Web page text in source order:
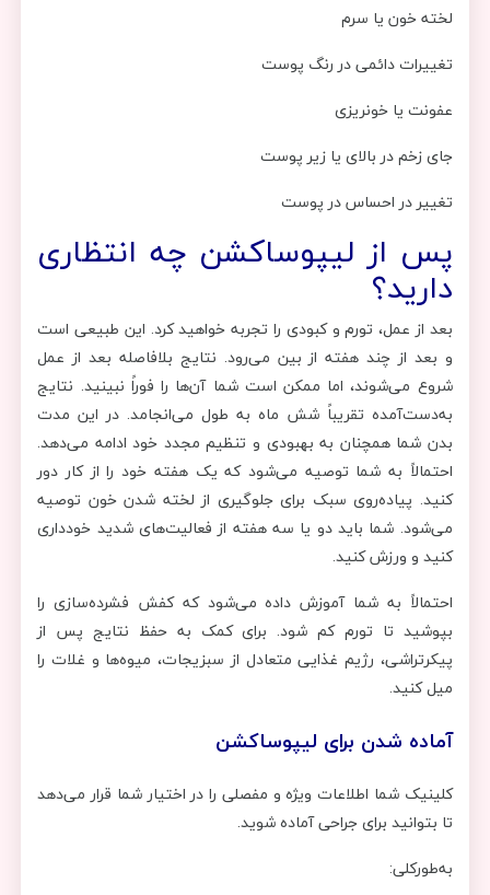
لخته خون یا سرم
تغییرات دائمی در رنگ پوست
عفونت یا خونریزی
جای زخم در بالای یا زیر پوست
تغییر در احساس در پوست
پس از لیپوساکشن چه انتظاری
دارید؟
بعد از عمل، تورم و کبودی را تجربه خواهید کرد. این طبیعی است
و بعد از چند هفته از بین می‌رود. نتایج بلافاصله بعد از عمل
شروع می‌شوند، اما ممکن است شما آن‌ها را فوراً نبینید. نتایج
به‌دست‌آمده تقریباً شش ماه به طول می‌انجامد. در این مدت
بدن شما همچنان به بهبودی و تنظیم مجدد خود ادامه می‌دهد.
احتمالاً به شما توصیه می‌شود که یک هفته خود را از کار دور
کنید. پیاده‌روی سبک برای جلوگیری از لخته شدن خون توصیه
می‌شود. شما باید دو یا سه هفته از فعالیت‌های شدید خودداری
کنید و ورزش کنید.
احتمالاً به شما آموزش داده می‌شود كه كفش فشرده‌سازی را
بپوشید تا تورم كم شود. برای کمک به حفظ نتایج پس از
پیکرتراشی، رژیم غذایی متعادل از سبزیجات، میوه‌ها و غلات را
میل کنید.
آماده شدن برای لیپوساکشن
کلینیک شما اطلاعات ویژه و مفصلی را در اختیار شما قرار می‌دهد
تا بتوانید برای جراحی آماده شوید.
به‌طورکلی: